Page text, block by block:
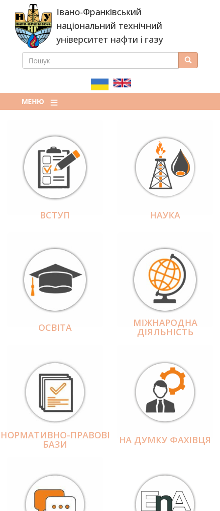
основного
вмісту
Івано-Франківський
національний технічний
університет нафти і газу
ПОШУКОВА
ПОШУК Пошук
МЕНЮ
ВСТУП НАУКА
ОСВІТА МІЖНАРОДНА
ДІЯЛЬНІCТЬ
НОРМАТИВНО-ПРАВОВІ
БАЗИ НА ДУМКУ ФАХІВЦЯ